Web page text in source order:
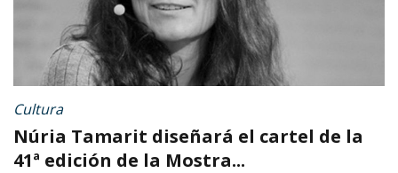
Cultura
Núria Tamarit diseñará el cartel de la
41ª edición de la Mostra...